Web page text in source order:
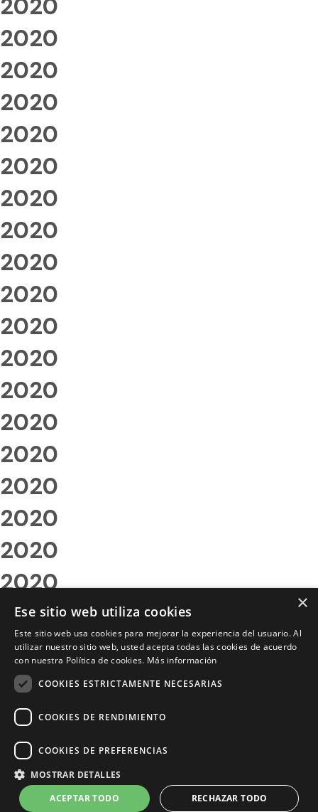
2020
2020
2020
2020
2020
2020
2020
2020
2020
2020
2020
2020
2020
2020
2020
2020
2020
2020
2020
2020
2020
2020
2020
2020
2020
×
Ese sitio web utiliza cookies
Este sitio web usa cookies para mejorar la experiencia del usuario. Al
utilizar nuestro sitio web, usted acepta todas las cookies de acuerdo
con nuestra Política de cookies. Más información
COOKIES ESTRICTAMENTE NECESARIAS
COOKIES DE RENDIMIENTO
COOKIES DE PREFERENCIAS
MOSTRAR DETALLES
ACEPTAR TODO
RECHAZAR TODO